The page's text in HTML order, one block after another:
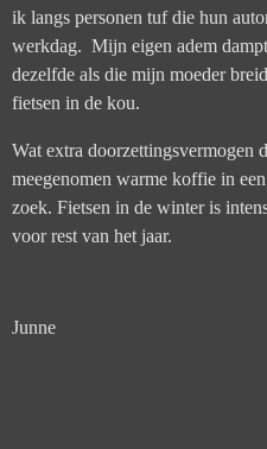
ik langs personen tuf die hun
werkdag. Mijn eigen adem
dezelfde als die mijn moeder
fietsen in de kou.
Wat extra doorzettingsvermogen
meegenomen warme koffie in
zoek. Fietsen in de winter is
voor rest van het jaar.
Junne